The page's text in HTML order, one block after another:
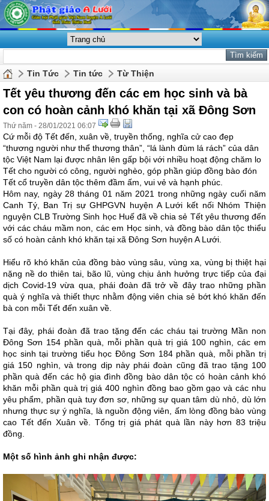
Tin Tức Tin tức Từ Thiện
Tết yêu thương đến các em học sinh và bà
con có hoàn cảnh khó khăn tại xã Đông Sơn
Thứ năm - 28/01/2021 06:07
Cứ mỗi độ Tết đến, xuân về, truyền thống, nghĩa cử cao đẹp
“thương người như thể thương thân”, “lá lành đùm lá rách” của dân
tộc Việt Nam lại được nhân lên gấp bội với nhiều hoạt động chăm lo
Tết cho người có công, người nghèo, góp phần giúp đồng bào đón
Tết cổ truyền dân tộc thêm đầm ấm, vui vẻ và hạnh phúc.
Hôm nay, ngày 28 tháng 01 năm 2021 trong những ngày cuối năm
Canh Tý, Ban Trị sự GHPGVN huyện A Lưới kết nối Nhóm Thiện
nguyện CLB Trường Sinh học Huế đã về chia sẻ Tết yêu thương đến
với các cháu mầm non, các em Học sinh, và đồng bào dân tộc thiểu
số có hoàn cảnh khó khăn tại xã Đông Sơn huyện A Lưới.
Hiểu rõ khó khăn của đồng bào vùng sâu, vùng xa, vùng bị thiệt hại
nặng nề do thiên tai, bão lũ, vùng chịu ảnh hưởng trực tiếp của đại
dịch Covid-19 vừa qua, phái đoàn đã trở về đây trao những phần
quà ý nghĩa và thiết thực nhằm động viên chia sẻ bớt khó khăn đến
bà con mỗi Tết đến xuân về.
Tại đây, phái đoàn đã trao tặng đến các cháu tại trường Mần non
Đông Sơn 154 phần quà, mỗi phần quà trị giá 100 nghìn, các em
học sinh tại trường tiểu học Đông Sơn 184 phần quà, mỗi phần trị
giá 150 nghìn, và trong dịp này phái đoàn cũng đã trao tặng 100
phần quà đến các hộ gia đình đồng bào dân tộc có hoàn cảnh khó
khăn mỗi phần quà trị giá 400 nghìn đồng bao gồm gạo và các nhu
yêu phẩm, phần quà tuy đơn sơ, những sự quan tâm dù nhỏ, dù lớn
nhưng thực sự ý nghĩa, là nguồn động viên, ấm lòng đồng bào vùng
cao Tết đến Xuân về. Tổng trị giá phát quà lần này hơn 83 triệu
đồng.
Một số hình ảnh ghi nhận được: